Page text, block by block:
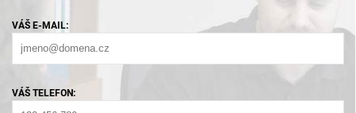
VÁŠ E-MAIL:
VÁŠ TELEFON: